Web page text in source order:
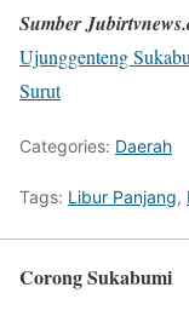
Sumber
Ujunggenteng
Surut
Categories: Daerah
Tags: Libur Panjang,
Corong Sukabumi